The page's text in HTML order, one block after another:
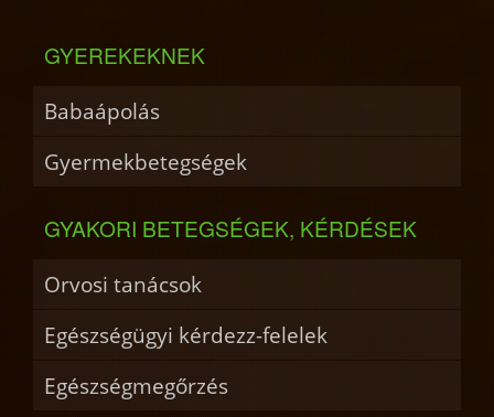
GYEREKEKNEK
Babaápolás
Gyermekbetegségek
GYAKORI BETEGSÉGEK, KÉRDÉSEK
Orvosi tanácsok
Egészségügyi kérdezz-felelek
Egészségmegőrzés